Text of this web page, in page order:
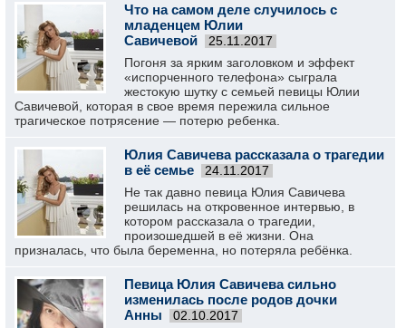
Что на самом деле случилось с
младенцем Юлии
Савичевой
25.11.2017
Погоня за ярким заголовком и эффект
«испорченного телефона» сыграла
жестокую шутку с семьей певицы Юлии
Савичевой, которая в свое время пережила сильное
трагическое потрясение — потерю ребенка.
Юлия Савичева рассказала о трагедии
в её семье
24.11.2017
Не так давно певица Юлия Савичева
решилась на откровенное интервью, в
котором рассказала о трагедии,
произошедшей в её жизни. Она
призналась, что была беременна, но потеряла ребёнка.
Певица Юлия Савичева сильно
изменилась после родов дочки
Анны
02.10.2017